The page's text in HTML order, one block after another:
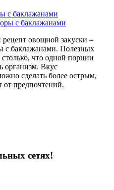
с баклажанами
овощной закуски –
с баклажанами. Полезных
что одной порции
организм. Вкус
сделать более острым,
от предпочтений.
сетях!